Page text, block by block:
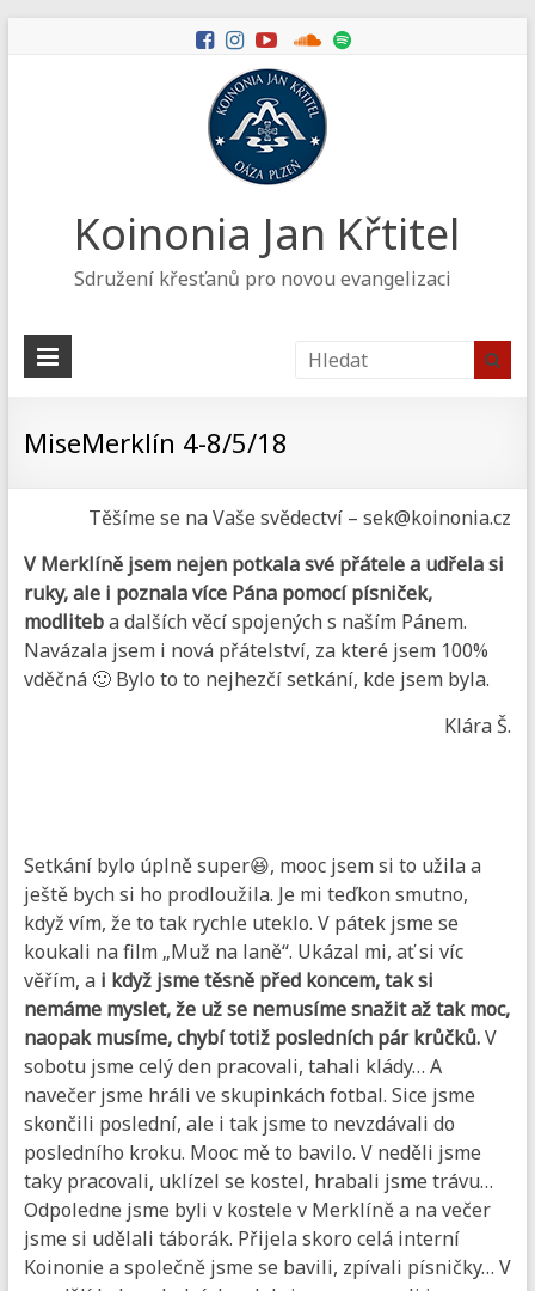
Koinonia Jan Křtitel
Sdružení křesťanů pro novou evangelizaci
MiseMerklín 4-8/5/18
Těšíme se na Vaše svědectví – sek@koinonia.cz
V Merklíně jsem nejen potkala své přátele a udřela si
ruky, ale i poznala více Pána pomocí písniček,
modliteba dalších věcí spojených s naším Pánem.
Navázala jsem i nová přátelství, za které jsem 100%
vděčná 🙂 Bylo to to nejhezčí setkání, kde jsem byla.
Klára Š.
Setkání bylo úplně super😆, mooc jsem si to užila a
ještě bych si ho prodloužila. Je mi teďkon smutno,
když vím, že to tak rychle uteklo. V pátek jsme se
koukali na film „Muž na laně“. Ukázal mi, ať si víc
věřím, a i když jsme těsně před koncem, tak si
nemáme myslet, že už se nemusíme snažit až tak moc,
naopak musíme, chybí totiž posledních pár krůčků.V
sobotu jsme celý den pracovali, tahali klády… A
navečer jsme hráli ve skupinkách fotbal. Sice jsme
skončili poslední, ale i tak jsme to nevzdávali do
posledního kroku. Mooc mě to bavilo. V neděli jsme
taky pracovali, uklízel se kostel, hrabali jsme trávu…
Odpoledne jsme byli v kostele v Merklíně a na večer
jsme si udělali táborák. Přijela skoro celá interní
Koinonie a společně jsme se bavili, zpívali písničky… V